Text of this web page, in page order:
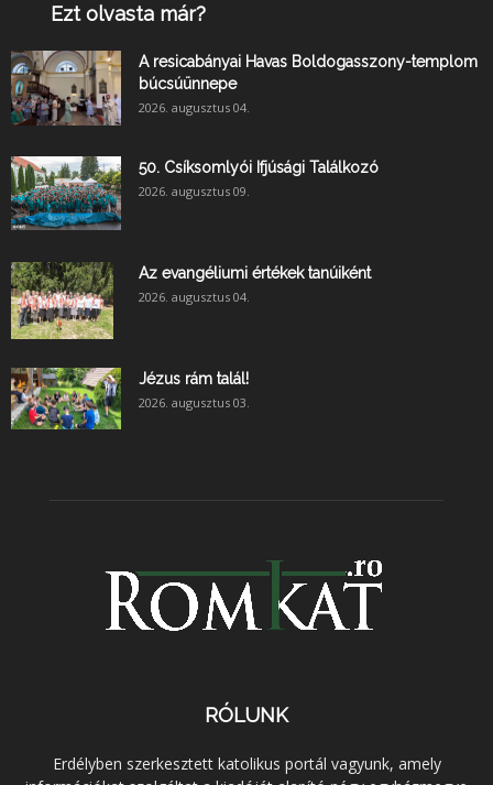
Ezt olvasta már?
A resicabányai Havas Boldogasszony-templom
búcsúünnepe
2026. augusztus 04.
50. Csíksomlyói Ifjúsági Találkozó
2026. augusztus 09.
Az evangéliumi értékek tanúiként
2026. augusztus 04.
Jézus rám talál!
2026. augusztus 03.
RÓLUNK
Erdélyben szerkesztett katolikus portál vagyunk, amely